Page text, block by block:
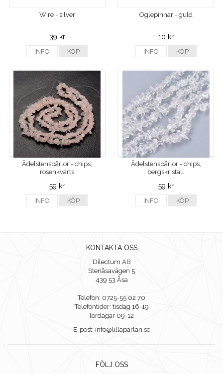
Wire - silver
39 kr
INFO KÖP
Öglepinnar - guld
10 kr
INFO KÖP
Ädelstenspärlor - chips,
rosenkvarts
59 kr
INFO KÖP
Ädelstenspärlor - chips,
bergskristall
59 kr
INFO KÖP
KONTAKTA OSS
Dilectum AB
Stenåsavägen 5
439 53 Åsa
Telefon: 0725-55 02 70
Telefontider: tisdag 16-19
lördagar 09-12
E-post: info@lillaparlan.se
FÖLJ OSS